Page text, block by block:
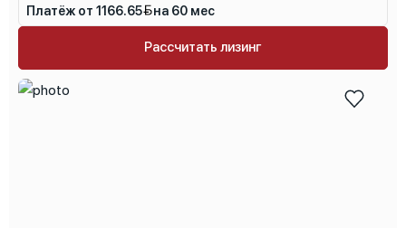
Платёж от 1166.65 на 60 мес
Рассчитать лизинг